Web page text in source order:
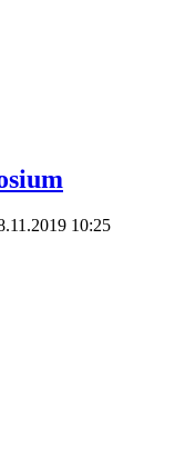
10:25